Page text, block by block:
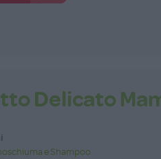
Delicato
e Shampoo